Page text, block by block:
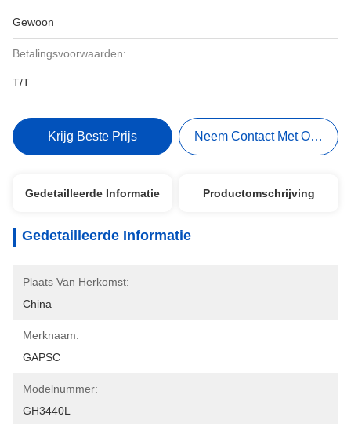
Gewoon
Betalingsvoorwaarden:
T/T
Krijg Beste Prijs Neem Contact Met Ons Op
Gedetailleerde Informatie Productomschrijving
Gedetailleerde Informatie
Plaats Van Herkomst:
China
Merknaam:
GAPSC
Modelnummer:
GH3440L